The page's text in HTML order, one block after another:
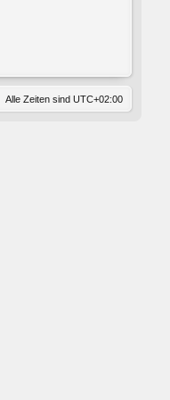
Alle Zeiten sind UTC+02:00